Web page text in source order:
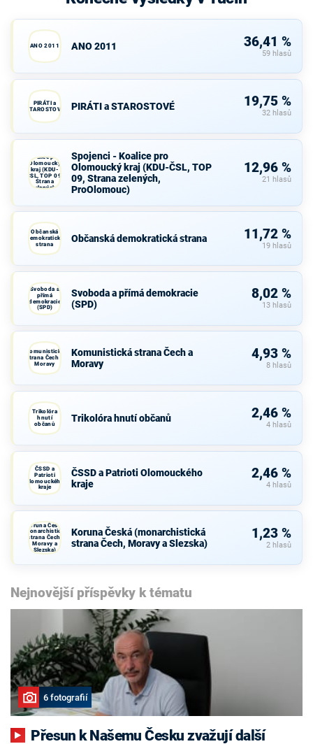
ANO 2011 ANO 2011 36,41 %
59 hlasů
PIRÁTI a
STAROSTOVÉ
PIRÁTI a STAROSTOVÉ 19,75 %
32 hlasů
Koalice pro
Olomoucký
kraj (KDU-
ČSL, TOP 09,
Strana
zelených,
Spojenci - Koalice pro
Olomoucký kraj (KDU-ČSL, TOP
09, Strana zelených,
ProOlomouc)
12,96 %
21 hlasů
Občanská
demokratická
strana
Občanská demokratická strana 11,72 %
19 hlasů
Svoboda a
přímá
demokracie
(SPD)
Svoboda a přímá demokracie
(SPD)
8,02 %
13 hlasů
Komunistická
strana Čech a
Moravy
Komunistická strana Čech a
Moravy
4,93 %
8 hlasů
Trikolóra
hnutí
občanů
Trikolóra hnutí občanů 2,46 %
4 hlasů
ČSSD a
Patrioti
Olomouckého
kraje
ČSSD a Patrioti Olomouckého
kraje
2,46 %
4 hlasů
Koruna Česká
(monarchistická
strana Čech,
Moravy a
Slezska)
Koruna Česká (monarchistická
strana Čech, Moravy a Slezska)
1,23 %
2 hlasů
Nejnovější příspěvky k tématu
6 fotografií